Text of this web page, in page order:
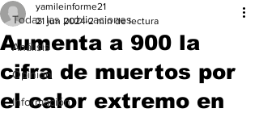
Todas las publicaciones
Análisis
Opinión
Información
Aumenta a 900 la
cifra de muertos por
el calor extremo en
yamileinforme21
21 jun 2024 2 min de lectura